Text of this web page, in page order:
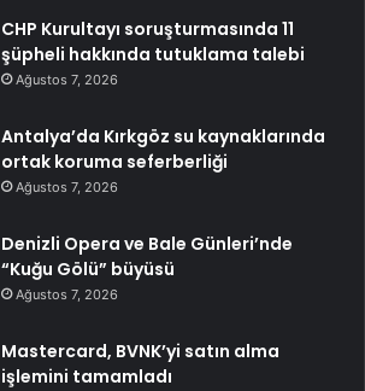
CHP Kurultayı soruşturmasında 11
şüpheli hakkında tutuklama talebi
Ağustos 7, 2026
Antalya’da Kırkgöz su kaynaklarında
ortak koruma seferberliği
Ağustos 7, 2026
Denizli Opera ve Bale Günleri’nde
“Kuğu Gölü” büyüsü
Ağustos 7, 2026
Mastercard, BVNK’yi satın alma
işlemini tamamladı